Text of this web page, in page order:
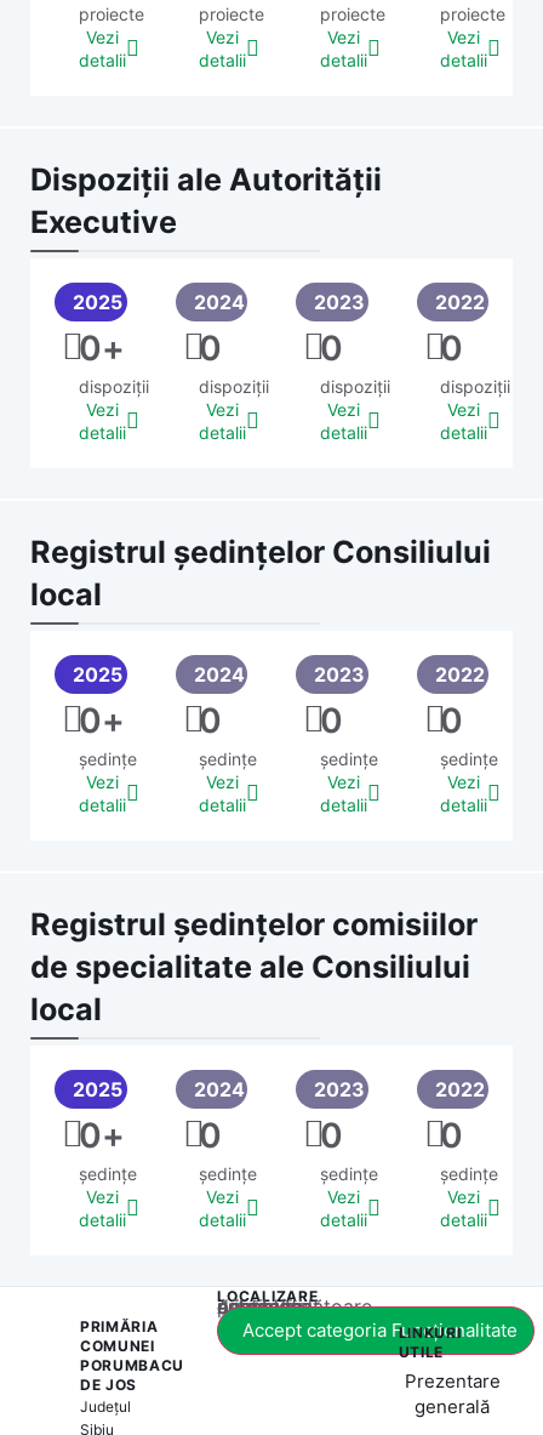
proiecte
Vezi
detalii
proiecte
Vezi
detalii
proiecte
Vezi
detalii
proiecte
Vezi
detalii
Dispoziții ale Autorității
Executive
2025
dispoziții
0+
Vezi
detalii
2024
dispoziții
0
Vezi
detalii
2023
dispoziții
0
Vezi
detalii
2022
dispoziții
0
Vezi
detalii
Registrul ședințelor Consiliului
local
2025
ședințe
0+
Vezi
detalii
2024
ședințe
0
Vezi
detalii
2023
ședințe
0
Vezi
detalii
2022
ședințe
0
Vezi
detalii
Registrul ședințelor comisiilor
de specialitate ale Consiliului
local
2025
ședințe
0+
Vezi
detalii
2024
ședințe
0
Vezi
detalii
2023
ședințe
0
Vezi
detalii
2022
ședințe
0
Vezi
detalii
PRIMĂRIA
COMUNEI
PORUMBACU
DE JOS
Județul
Sibiu
LOCALIZARE
Acest conținut este blocat până când acceptați categoria corespunzătoare de cookie-uri.
Accept categoria Funcționalitate
LINKURI
UTILE
Prezentare
generală